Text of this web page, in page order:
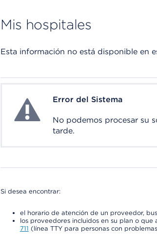
Mis hospitales
Esta información no está disponible en
System ErrorError del Sistema
No podemos procesar su
tarde.
Si desea encontrar:
el horario de atención de un proveedor,
los proveedores incluidos en su plan o
711 (línea TTY para personas con